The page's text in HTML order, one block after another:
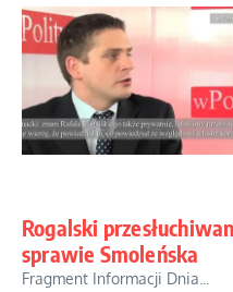
Rogalski
sprawie Smoleńska
Fragment Informacji Dnia...